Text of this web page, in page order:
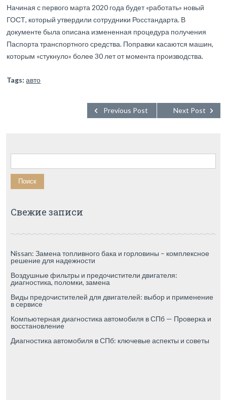
Начиная с первого марта 2020 года будет «работать» новый
ГОСТ, который утвердили сотрудники Росстандарта. В
документе была описана измененная процедура получения
Паспорта транспортного средства. Поправки касаются машин,
которым «стукнуло» более 30 лет от момента производства.
Tags: авто
Next Post
Previous Post
Найти:
Свежие записи
Nissan: Замена топливного бака и горловины – комплексное
решение для надежности
Воздушные фильтры и предочистители двигателя:
диагностика, поломки, замена
Виды предочистителей для двигателей: выбор и применение
в сервисе
Компьютерная диагностика автомобиля в СПб — Проверка и
восстановление
Диагностика автомобиля в СПб: ключевые аспекты и советы